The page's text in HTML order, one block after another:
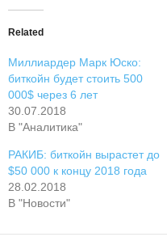
Related
Миллиардер Марк Юско:
биткойн будет стоить 500
000$ через 6 лет
30.07.2018
В "Аналитика"
РАКИБ: биткойн вырастет до
$50 000 к концу 2018 года
28.02.2018
В "Новости"